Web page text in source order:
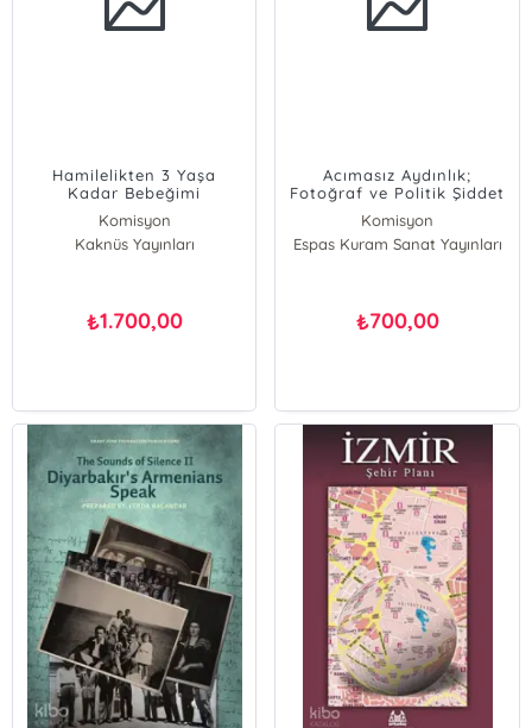
Hamilelikten 3 Yaşa
Kadar Bebeğimi
Komisyon
Kaknüs Yayınları
₺1.700,00
Acımasız Aydınlık;
Fotoğraf ve Politik Şiddet
Komisyon
Espas Kuram Sanat Yayınları
₺700,00